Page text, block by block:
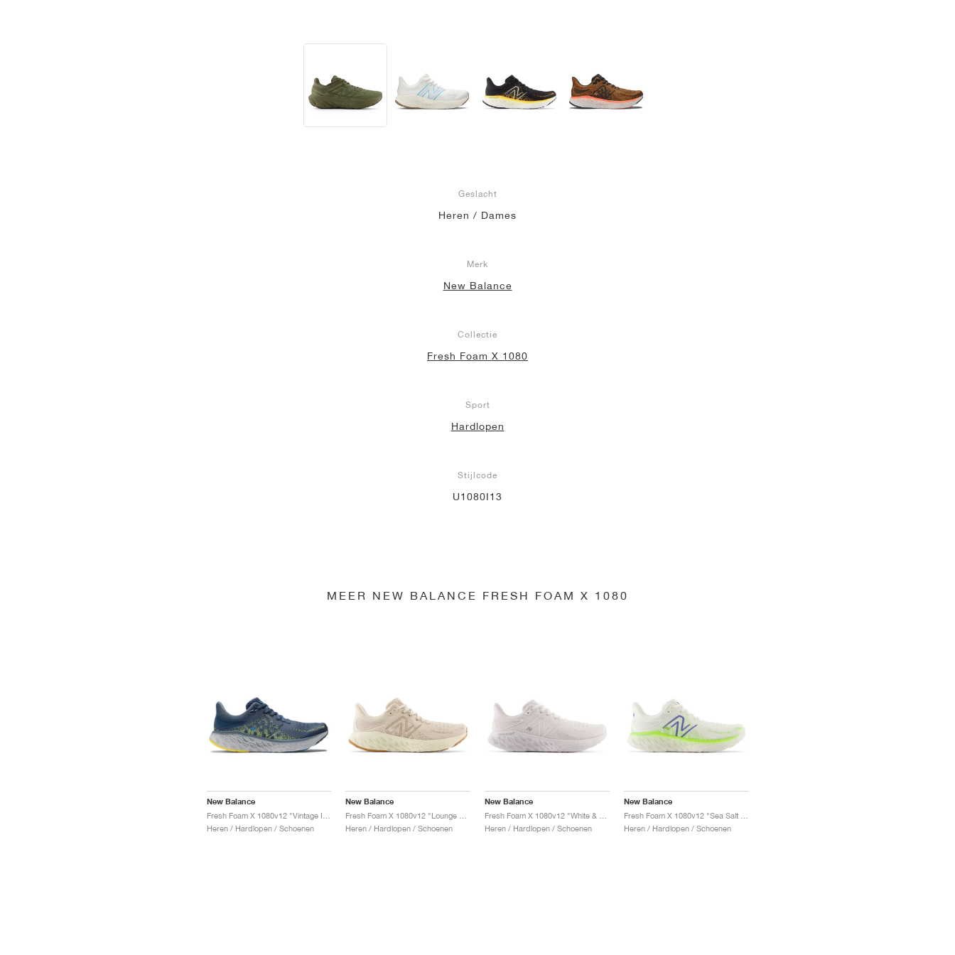
Geslacht
Heren / Dames
Merk
New Balance
Collectie
Fresh Foam X 1080
Sport
Hardlopen
Stijlcode
U1080I13
MEER NEW BALANCE FRESH FOAM X 1080
New Balance
Heren / Hardlopen / Schoenen
New Balance
Heren / Hardlopen / Schoenen
New Balance
Heren / Hardlopen / Schoenen
New Balance
Heren / Hardlopen / Schoenen